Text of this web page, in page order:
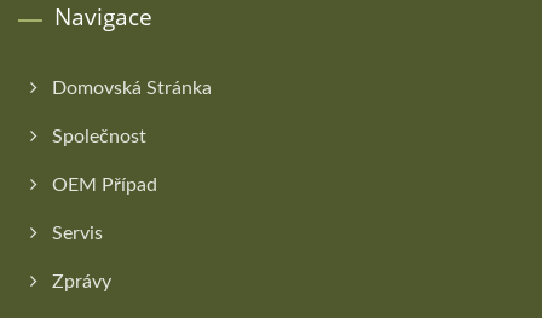
Navigace
Domovská Stránka
Společnost
OEM Případ
Servis
Zprávy